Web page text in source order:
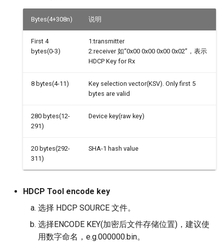
SENSOR
Bytes(4+308n) 说明
First 4
bytes(0-3)
1:transmitter
2:receiver 如“0x00 0x00 0x00 0x02”，表示
HDCP Key for Rx
8 bytes(4-11)
Key selection vector(KSV). Only first 5
bytes are valid
280 bytes(12-
291)
Device key(raw key)
20 bytes(292-
311)
SHA-1 hash value
HDCP Tool encode key
选择 HDCP SOURCE 文件。
选择ENCODE KEY(加密后文件存储位置)，建议使
用数字命名，e.g.000000.bin。